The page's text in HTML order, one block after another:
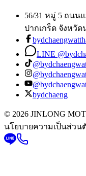
56/31 หมู่ 5 ถนน
ปากเกร็ด จังหวัด
LINE
bydchaeng
© 2026 JINLONG
นโยบายความเป็นส่วน